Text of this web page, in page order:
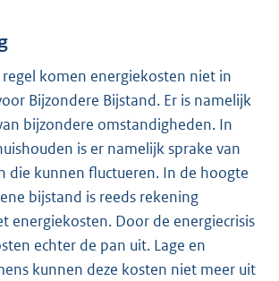
regel komen energiekosten niet in
Bijzondere Bijstand. Er is namelijk
bijzondere omstandigheden. In
is er namelijk sprake van
die kunnen fluctueren. In de hoogte
bijstand is reeds rekening
energiekosten. Door de energiecrisis
echter de pan uit. Lage en
kunnen deze kosten niet meer uit